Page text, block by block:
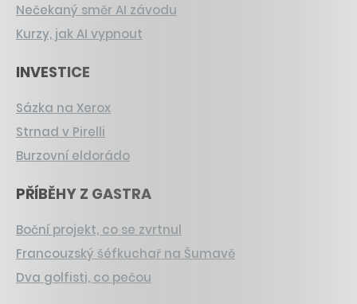
Nečekaný směr AI závodu
Kurzy, jak AI vypnout
INVESTICE
Sázka na Xerox
Strnad v Pirelli
Burzovní eldorádo
PŘÍBĚHY Z GASTRA
Boční projekt, co se zvrtnul
Francouzský šéfkuchař na Šumavě
Dva golfisti, co pečou